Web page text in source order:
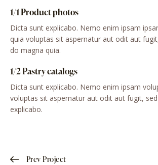
1/1 Product photos
Dicta sunt explicabo. Nemo enim ipsam
quia voluptas sit aspernatur aut odit aut
do magna quia.
1/2 Pastry catalogs
Dicta sunt explicabo. Nemo enim ipsam
voluptas sit aspernatur aut odit aut fugit,
explicabo.
Prev Project